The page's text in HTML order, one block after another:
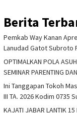
Berita
Pemkab Way Kanan
Lanudad Gatot Subroto
OPTIMALKAN POLA
SEMINAR PARENTING
Ini Tanggapan Tokoh
III TA. 2026 Kodim 0735
KAJATI JABAR LANTIK 15